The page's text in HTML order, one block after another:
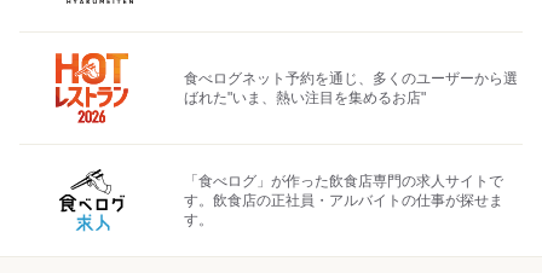
食べログネット予約を通じ、多くのユーザーから選
ばれた"いま、熱い注目を集めるお店"
「食べログ」が作った飲食店専門の求人サイトで
す。飲食店の正社員・アルバイトの仕事が探せま
す。